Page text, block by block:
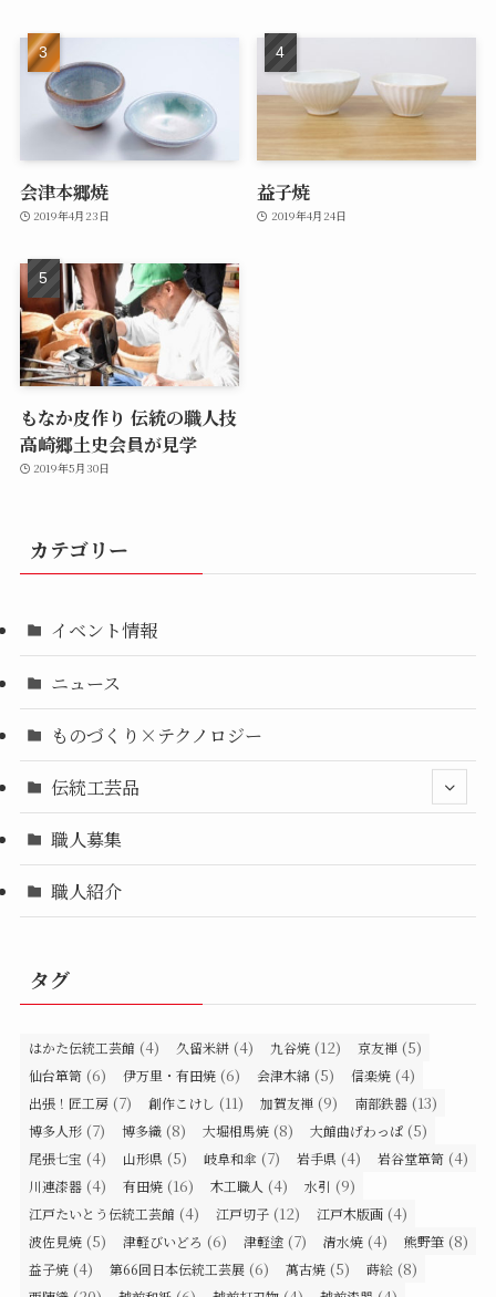
会津本郷焼
2019年4月23日
益子焼
2019年4月24日
もなか皮作り 伝統の職人技
高崎郷土史会員が見学
2019年5月30日
カテゴリー
イベント情報
ニュース
ものづくり×テクノロジー
伝統工芸品
職人募集
職人紹介
タグ
はかた伝統工芸館 (4) 久留米絣 (4) 九谷焼 (12) 京友禅 (5)
仙台箪笥 (6) 伊万里・有田焼 (6) 会津木綿 (5) 信楽焼 (4)
出張！匠工房 (7) 創作こけし (11) 加賀友禅 (9) 南部鉄器 (13)
博多人形 (7) 博多織 (8) 大堀相馬焼 (8) 大館曲げわっぱ (5)
尾張七宝 (4) 山形県 (5) 岐阜和傘 (7) 岩手県 (4) 岩谷堂箪笥 (4)
川連漆器 (4) 有田焼 (16) 木工職人 (4) 水引 (9)
江戸たいとう伝統工芸館 (4) 江戸切子 (12) 江戸木版画 (4)
波佐見焼 (5) 津軽びいどろ (6) 津軽塗 (7) 清水焼 (4) 熊野筆 (8)
益子焼 (4) 第66回日本伝統工芸展 (6) 萬古焼 (5) 蒔絵 (8)